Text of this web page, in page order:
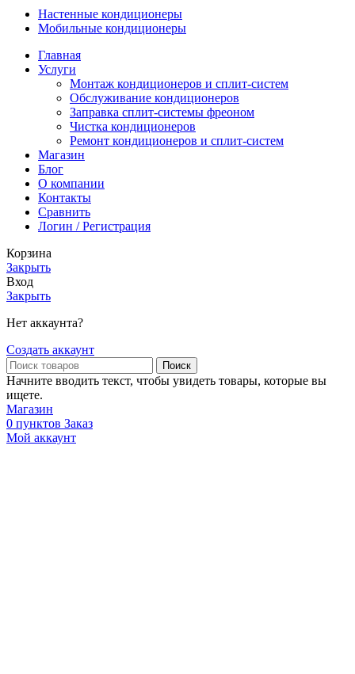
Настенные кондиционеры
Мобильные кондиционеры
Главная
Услуги
Монтаж кондиционеров и сплит-систем
Обслуживание кондиционеров
Заправка сплит-системы фреоном
Чистка кондиционеров
Ремонт кондиционеров и сплит-систем
Магазин
Блог
О компании
Контакты
Сравнить
Логин / Регистрация
Корзина
Закрыть
Вход
Закрыть
Нет аккаунта?
Создать аккаунт
Поиск
Начните вводить текст, чтобы увидеть товары, которые вы
ищете.
Магазин
0 пунктов Заказ
Мой аккаунт